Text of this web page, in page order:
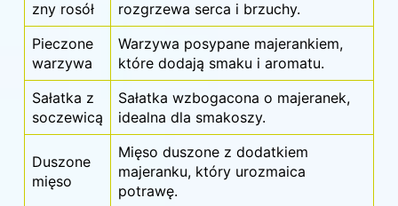
zny rosół
rozgrzewa serca i brzuchy.
Pieczone
warzywa
Warzywa posypane majerankiem,
które dodają smaku i aromatu.
Sałatka z
soczewicą
Sałatka wzbogacona o majeranek,
idealna dla smakoszy.
Duszone
mięso
Mięso duszone z dodatkiem
majeranku, który urozmaica
potrawę.